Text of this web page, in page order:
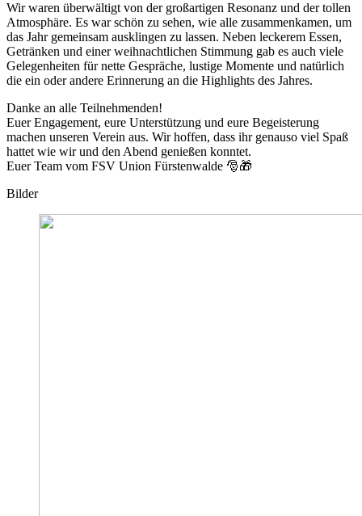
Wir waren überwältigt von der großartigen Resonanz und der tollen
Atmosphäre. Es war schön zu sehen, wie alle zusammenkamen, um
das Jahr gemeinsam ausklingen zu lassen. Neben leckerem Essen,
Getränken und einer weihnachtlichen Stimmung gab es auch viele
Gelegenheiten für nette Gespräche, lustige Momente und natürlich
die ein oder andere Erinnerung an die Highlights des Jahres.
Danke an alle Teilnehmenden!
Euer Engagement, eure Unterstützung und eure Begeisterung
machen unseren Verein aus. Wir hoffen, dass ihr genauso viel Spaß
hattet wie wir und den Abend genießen konntet.
Euer Team vom FSV Union Fürstenwalde 🎅🎁
Bilder